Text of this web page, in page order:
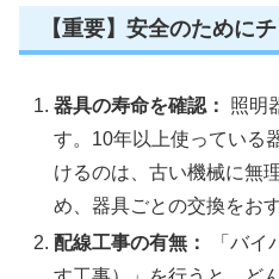
【重要】安全のために
器具の寿命を確認： 照明
す。10年以上使っている
けるのは、古い機械に無
め、器具ごとの交換をお
配線工事の有無：
「バイ